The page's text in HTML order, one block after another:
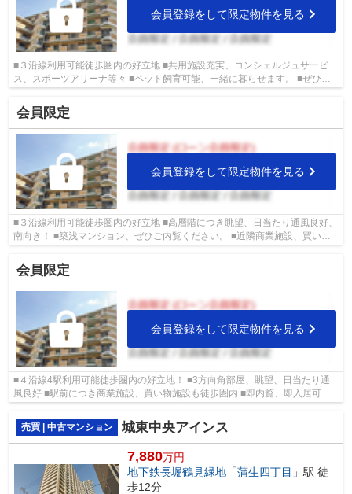
会員登録をして限定物件を見る
■３沿線利用可能徒歩圏内の好立地 ■共用施設充実、コンシェルジュサービ
ス、スポーツアリーナ等々 ■ペット飼育可能、一緒に暮らせます。 ■ぜひご
会員限定
会員登録をして限定物件を見る
■３沿線利用可能徒歩圏内の好立地 ■高層階につき眺望、日当たり通風良好、
南向き！ ■築浅マンション、ぜひご内覧ください。 ■近隣商業施設、買い物
会員限定
会員登録をして限定物件を見る
■４沿線4駅利用可能徒歩圏内の好立地！ ■3方向角部屋、眺望、日当たり通
風良好 ■駅前につき商業施設、買い物施設も徒歩圏内 ■即内覧、即入居可能
売買 | 中古マンション
城東中央アインス
7,880万円
地下鉄長堀鶴見緑地 「蒲生四丁目 」駅 徒
歩12分